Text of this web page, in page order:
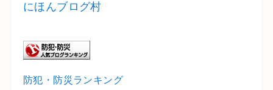
にほんブログ村
防犯・防災ランキング